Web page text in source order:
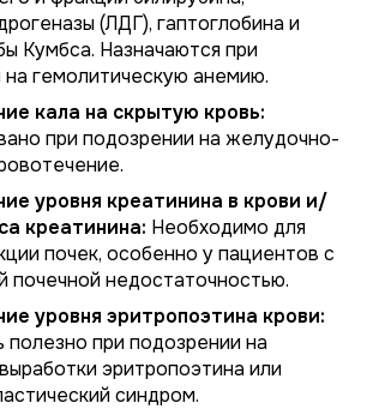
(ЛДГ), гаптоглобина и
Кумбса. Назначаются при
гемолитическую анемию.
кала на скрытую кровь:
при подозрении на желудочно-
уровня креатинина в крови и/
креатинина: Необходимо для
почек, особенно у пациентов с
почечной недостаточностью.
уровня эритропоэтина крови:
при подозрении на
эритропоэтина или
синдром.